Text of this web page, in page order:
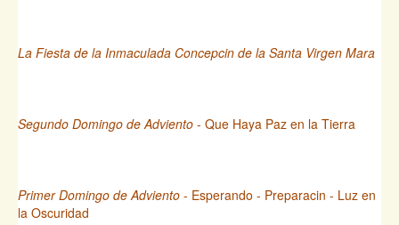
La Fiesta de la Inmaculada Concepcin de la Santa Virgen Mara
Segundo Domingo de Adviento - Que Haya Paz en la Tierra
Primer Domingo de Adviento - Esperando - Preparacin - Luz en
la Oscuridad